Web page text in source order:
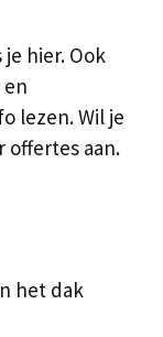
hier. Ook
lezen. Wil je
offertes aan.
het dak